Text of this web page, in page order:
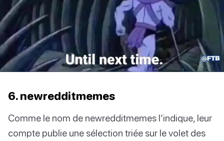
6. newredditmemes
Comme le nom de newredditmemes l’indique, leur
compte publie une sélection triée sur le volet des